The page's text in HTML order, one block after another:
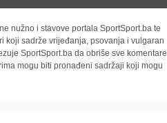
nužno i stavove portala SportSport.ba te
koji sadrže vrijeđanja, psovanja i vulgaran
SportSport.ba da obriše sve komentare
mogu biti pronađeni sadržaji koji mogu